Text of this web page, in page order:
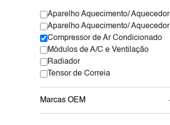
Aparelho Aquecimento/ Aquecedor
Aparelho Aquecimento/ Aquecedor
Compressor de Ar Condicionado
Módulos de A/C e Ventilação
Radiador
Tensor de Correia
Marcas OEM